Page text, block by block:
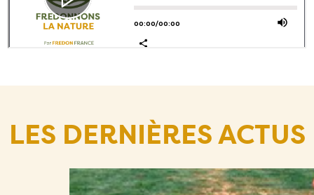
LES DERNIÈRES ACTUS